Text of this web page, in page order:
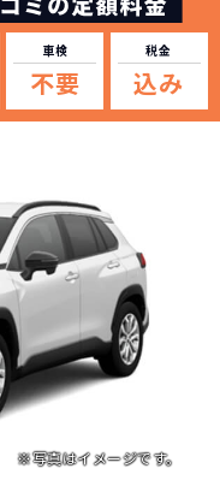
車検
不要
税金
込み